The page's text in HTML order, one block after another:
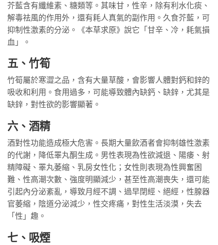
芥藍含有纖維素、糖類等。其味甘，性辛，除有利水化痰、
解毒祛風的作用外，還有耗人真氣的副作用。久食芥藍，可
抑制性激素的分泌。《本草求原》說它「甘辛、冷，耗氣損
血」。
五、竹筍
竹筍屬於寒澀之品，含有大量草酸，會影響人體對鈣和鋅的
吸收和利用。食用過多，可能導致體內缺鈣、缺鋅，尤其是
缺鋅，對性欲的影響顯著。
六、酒精
酒對性功能造成極大危害。長期大量飲酒者會抑制雄性激素
的代謝，降低睪丸酮生成。男性表現為性欲減退、陽痿、射
精障礙、睪丸萎縮、乳房女性化；女性則表現為性興奮困
難、性高潮次數、強度明顯減少，甚至性高潮喪失，還可能
引起內分泌紊亂，導致月經不調、過早閉經、絕經，性腺器
官萎縮，陰道分泌減少，性交疼痛，對性生活淡漠，失去
「性」趣。
七、吸煙